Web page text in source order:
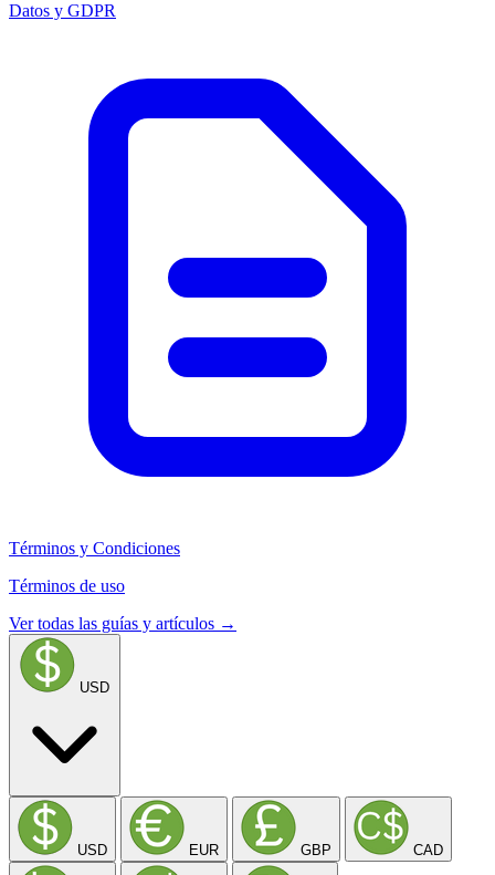
Datos y GDPR
Términos y Condiciones
Términos de uso
Ver todas las guías y artículos →
USD
USD EUR GBP CAD